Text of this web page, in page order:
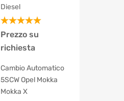
Diesel
Valutato
Prezzo su
richiesta
Cambio Automatico
5SCW Opel Mokka
Mokka X